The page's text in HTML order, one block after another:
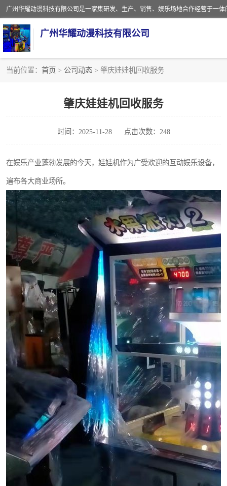
广州华耀动漫科技有限公司
当前位置： 首页 > 公司动态 > 肇庆娃娃机回收服务
肇庆娃娃机回收服务
时间：2025-11-28 点击次数：248
在娱乐产业蓬勃发展的今天，娃娃机作为广受欢迎的互动娱乐设备，
遍布各大商业场所。
游戏厅回收